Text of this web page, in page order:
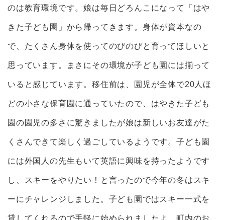
のは教育環境です。娘は毎日どろんこになって「はや
きた子ども園」から帰ってきます。身体が資本なの
で、たくさん身体を使ってのびのびと育ってほしいと
思っています。まさにその環境が子ども園には揃って
いると感じています。移住前は、園児が全体で20人ほ
どの小さな保育園に通っていたので、はやきた子ども
園の園児の多さに驚きましたが娘は新しいお友達がた
くさんできて楽しく過ごしているようです。子ども園
には外国人の先生もいて英語に興味を持ったようです
し、スキーをやりたい！と言ったので今年の冬はスキ
ーにチャレンジしました。子ども園ではスキー一式を
貸してくれるので手軽に始められましたよ。町内のお